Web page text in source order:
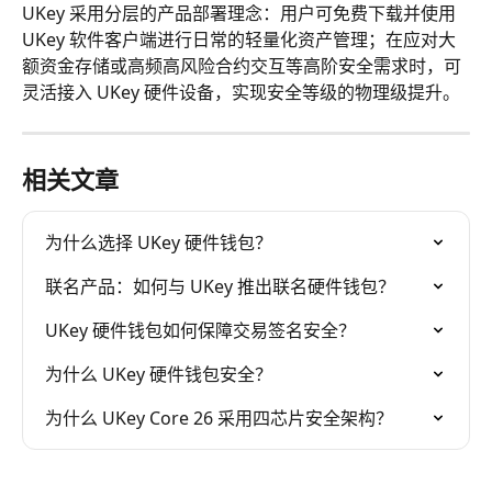
UKey 采用分层的产品部署理念：用户可免费下载并使用
UKey 软件客户端进行日常的轻量化资产管理；在应对大
额资金存储或高频高风险合约交互等高阶安全需求时，可
灵活接入 UKey 硬件设备，实现安全等级的物理级提升。
相关文章
为什么选择 UKey 硬件钱包？
联名产品：如何与 UKey 推出联名硬件钱包？
UKey 硬件钱包如何保障交易签名安全？
为什么 UKey 硬件钱包安全？
为什么 UKey Core 26 采用四芯片安全架构？